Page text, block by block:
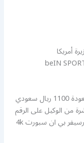
أمريكا
سعر جهاز بي ان 4k داخل المملكة العربية السعودة 1100 ريال سعودي
من الوكيل على الرقم
0096555111439 عن طريق الوتساب وسعر رسيفر بي ان سبورت 4k